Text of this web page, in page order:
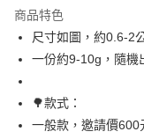
Apple Pay
街口支付
悠遊付
ATM付款
商品特色
尺寸如圖，約0.6-2
一份約9-10g，隨機
🌳款式：
一般款，邀請價600